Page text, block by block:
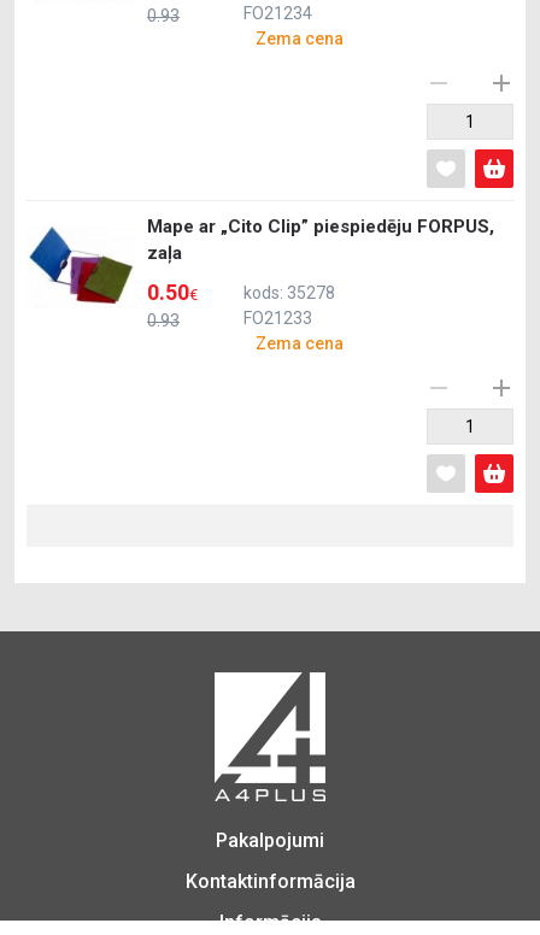
0.93
FO21234
Zema cena
Mape ar „Cito Clip” piespiedēju FORPUS,
zaļa
0.93
0.50€
kods: 35278
FO21233
Zema cena
Pakalpojumi
Kontaktinformācija
Informācija